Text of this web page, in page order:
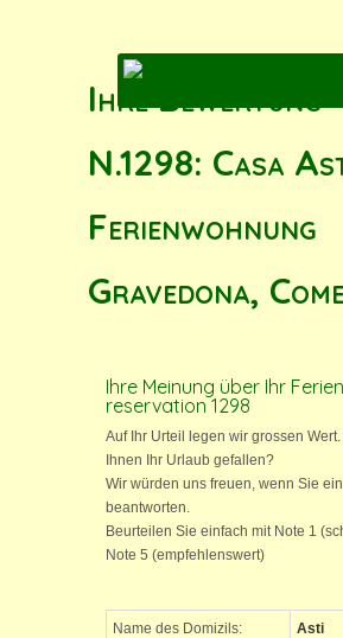
Ihre Bewertung
N.1298: Casa
Ferienwohnung
Gravedona,
Ihre Meinung über Ihr
reservation 1298
Auf Ihr Urteil legen wir grossen
Ihnen Ihr Urlaub gefallen?
Wir würden uns freuen, wenn Sie
beantworten.
Beurteilen Sie einfach mit Note 1
Note 5 (empfehlenswert)
Name des Domizils: Asti